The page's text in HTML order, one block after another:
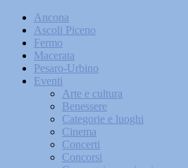
Ancona
Ascoli Piceno
Fermo
Macerata
Pesaro-Urbino
Eventi
Arte e cultura
Benessere
Categorie e luoghi
Cinema
Concerti
Concorsi